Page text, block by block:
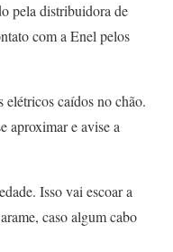
pela distribuidora de
com a Enel pelos
elétricos caídos no chão.
aproximar e avise a
Isso vai escoar a
caso algum cabo